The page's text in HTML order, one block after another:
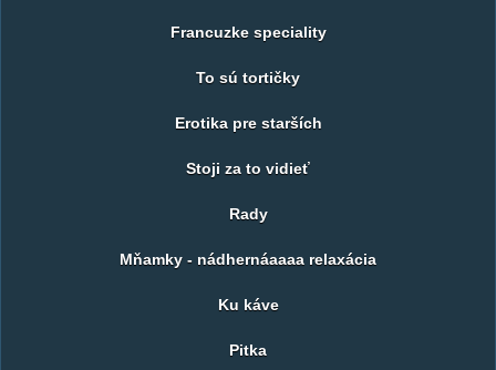
Francuzke speciality
To sú tortičky
Erotika pre starších
Stoji za to vidieť
Rady
Mňamky - nádhernáaaaa relaxácia
Ku káve
Pitka